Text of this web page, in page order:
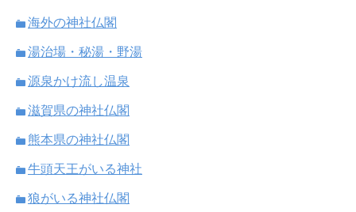
海外の神社仏閣
湯治場・秘湯・野湯
源泉かけ流し温泉
滋賀県の神社仏閣
熊本県の神社仏閣
牛頭天王がいる神社
狼がいる神社仏閣